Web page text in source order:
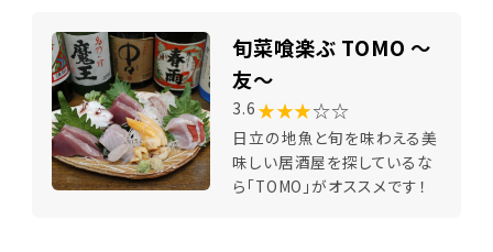
旬菜喰楽ぶ TOMO ～
友～
3.6 ★★★☆☆
日立の地魚と旬を味わえる美
味しい居酒屋を探しているな
ら「TOMO」がオススメです！